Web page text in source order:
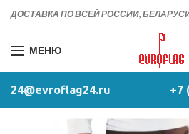
ДОСТАВКА ПО ВСЕЙ РОССИИ,
МЕНЮ
24@evroflag24.ru +7